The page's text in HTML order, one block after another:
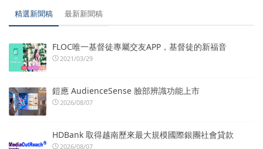
精選新聞稿 最新新聞稿
FLOC唯一基督徒專屬交友APP，基督徒的新福音
2021/03/29
鎧應 AudienceSense 臉部辨識功能上市
2026/08/07
HDBank 取得越南歷來最大規模國際銀團社會貸款
2026/08/07